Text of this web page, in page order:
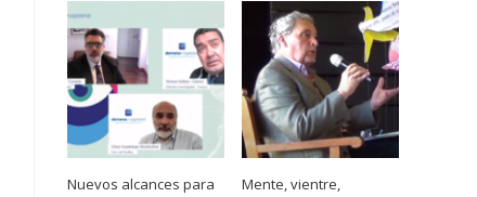
Nuevos alcances para
Mente, vientre,